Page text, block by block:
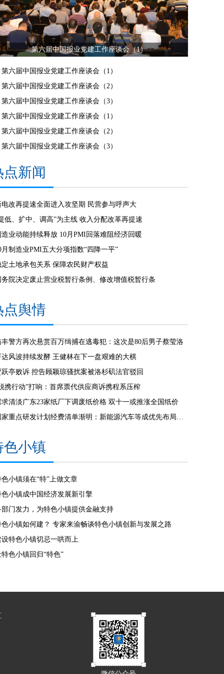
第六届中国报业党建工作座谈会（1）
第六届中国报业党建工作座谈会（1）
第六届中国报业党建工作座谈会（2）
第六届中国报业党建工作座谈会（3）
第六届中国报业党建工作座谈会（1）
第六届中国报业党建工作座谈会（2）
第六届中国报业党建工作座谈会（3）
点新闻
电改再提速全面进入攻坚期 民营参与呼声大
低、扩中、调高”为主线 收入分配改革再提速
造业动能持续释放 10月PMI回落难阻经济回暖
月制造业PMI五大分项指数“四降一平”
定土地承包关系 保障农民财产权益
务院决定废止营业税暂行条例、修改增值税暂行条
点舆情
丰警方再次悬赏百万缉捕在逃毒犯：这次是80后男子蔡莹洛
达风波持续发酵 王健林在下一盘艰难的大棋
跃亭败诉 控告顾颖琼骚扰案被洛杉矶法官驳回
携行动”打响：首席票代供应商诉携程系压榨
求清淡广东23家纸厂下调废纸价格 双十一或推涨全国纸价
国家重点研发计划经费清单渐明：新能源汽车等成优先布局行业
色小镇
色小镇须在“特”上做文章
色小镇成中国经济发展新引擎
部门发力，为特色小镇提供金融支持
色小镇如何建？ 专家来渝畅谈特色小镇创新与发展之路
设特色小镇切忌一哄而上
特色小镇回归“特色”